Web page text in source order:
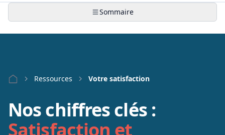
Sommaire
Ressources Votre satisfaction
Nos chiffres clés :
Satisfaction et